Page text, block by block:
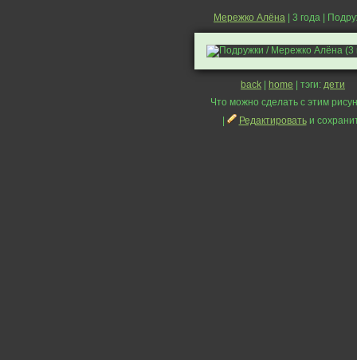
Мережко Алёна | 3 года |
back home | тэги: дети
Что можно сделать с этим
Редактироватьи